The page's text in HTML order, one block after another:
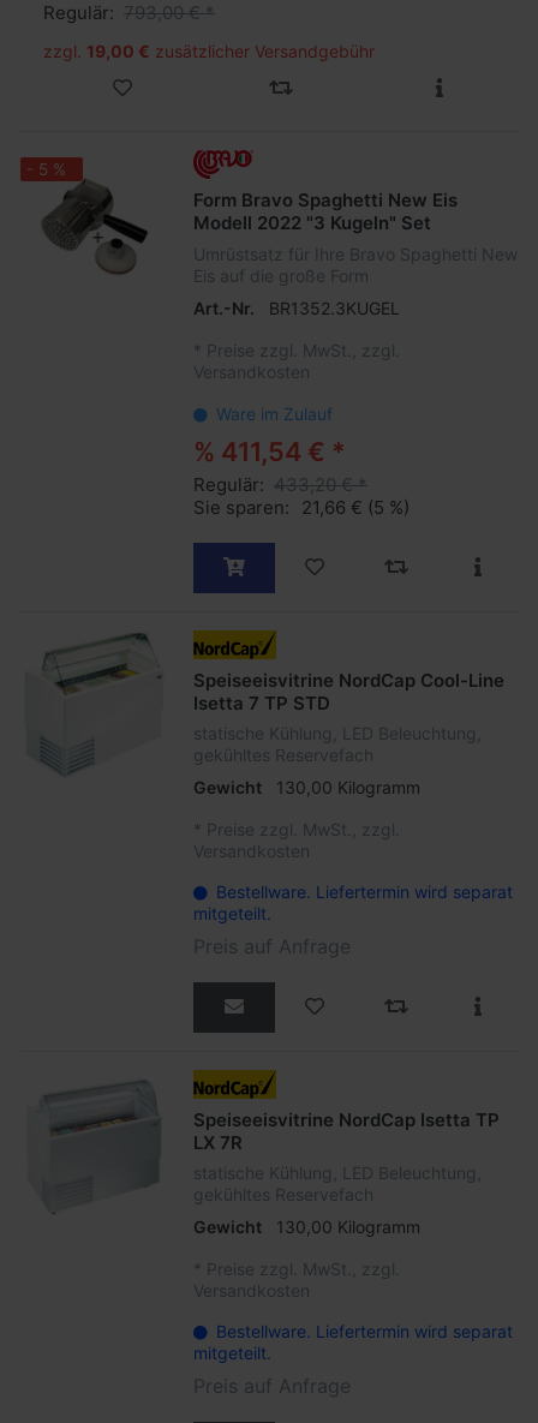
Regulär: 793,00 € *
zzgl. 19,00 € zusätzlicher Versandgebühr
- 5 %
Form Bravo Spaghetti New Eis
Modell 2022 "3 Kugeln" Set
Umrüstsatz für Ihre Bravo Spaghetti New
Eis auf die große Form
Art.-Nr.
BR1352.3KUGEL
* Preise zzgl. MwSt., zzgl.
Versandkosten
Ware im Zulauf
% 411,54 € *
Regulär: 433,20 € *
Sie sparen:
21,66 € (5 %)
Speiseeisvitrine NordCap Cool-Line
Isetta 7 TP STD
statische Kühlung, LED Beleuchtung,
gekühltes Reservefach
Gewicht
130,00 Kilogramm
* Preise zzgl. MwSt., zzgl.
Versandkosten
Bestellware. Liefertermin wird separat
mitgeteilt.
Preis auf Anfrage
Speiseeisvitrine NordCap Isetta TP
LX 7R
statische Kühlung, LED Beleuchtung,
gekühltes Reservefach
Gewicht
130,00 Kilogramm
* Preise zzgl. MwSt., zzgl.
Versandkosten
Bestellware. Liefertermin wird separat
mitgeteilt.
Preis auf Anfrage